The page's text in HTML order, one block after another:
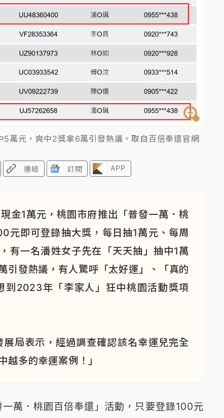
降雨熱區曝
萬元，爽中2獎拿6萬引發熱議。取自百倍奉還官網
連結 訂閱 APP
金1萬元，桃園市府推出「普發一萬．桃
元即可登錄抽大獎，每日抽1萬元、每周
有一名潘姓女子先在「天天抽」抽中1萬
發熱議，有人驚呼「太好運」、「真的
到2023年「李家人」狂中桃園活動獎項
局表示，經過調查確認該名幸運兒完全
多的幸運案例！」
萬．桃園百倍奉還」活動，只要登錄100元